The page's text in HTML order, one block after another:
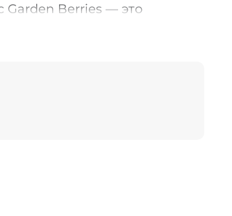
Garden Berries — это
ягод и цветов, в котором
шиповника, бузины и
позволяет насладиться
и цветочных нот,
Его Высочества